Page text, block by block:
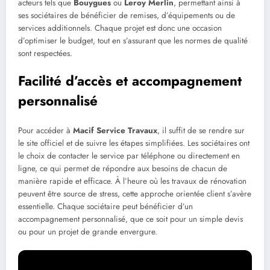
acteurs tels que Bouygues ou Leroy Merlin, permettant ainsi à
ses sociétaires de bénéficier de remises, d’équipements ou de
services additionnels. Chaque projet est donc une occasion
d’optimiser le budget, tout en s’assurant que les normes de qualité
sont respectées.
Facilité d’accès et accompagnement
personnalisé
Pour accéder à Macif Service Travaux, il suffit de se rendre sur
le site officiel et de suivre les étapes simplifiées. Les sociétaires ont
le choix de contacter le service par téléphone ou directement en
ligne, ce qui permet de répondre aux besoins de chacun de
manière rapide et efficace. À l’heure où les travaux de rénovation
peuvent être source de stress, cette approche orientée client s’avère
essentielle. Chaque sociétaire peut bénéficier d’un
accompagnement personnalisé, que ce soit pour un simple devis
ou pour un projet de grande envergure.